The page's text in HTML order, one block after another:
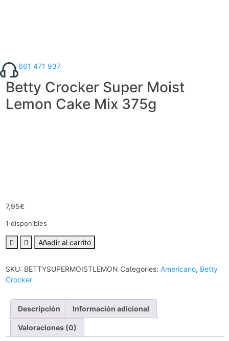
661 471 937
Betty Crocker Super Moist
Lemon Cake Mix 375g
7,95€
1 disponibles
Añadir al carrito
SKU: BETTYSUPERMOISTLEMON Categories: Americano, Betty
Crocker
Descripción Información adicional
Valoraciones (0)